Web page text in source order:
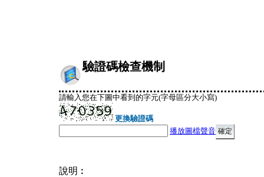
驗證碼檢查機制
請輸入您在下圖中看到的字元(字母區分大小寫)
更換驗證碼
播放圖檔聲音
說明︰